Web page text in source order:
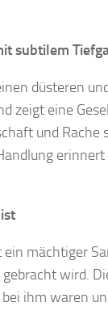
subtilem
düsteren
zeigt eine
und
mächtiger
wird.
ihm waren